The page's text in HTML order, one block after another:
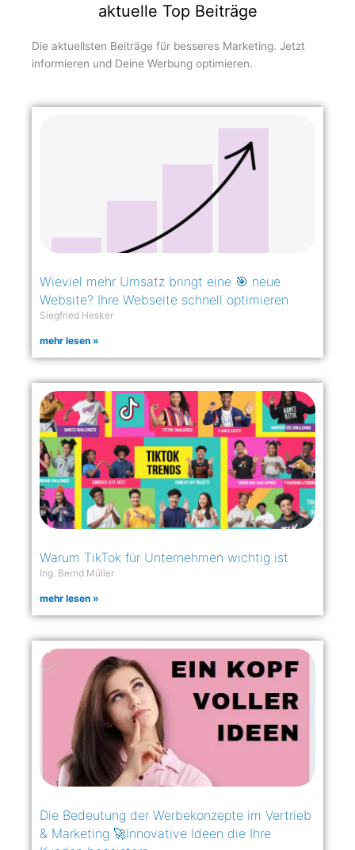
aktuelle Top Beiträge
Die aktuellsten Beiträge für besseres Marketing. Jetzt
informieren und Deine Werbung optimieren.
Wieviel mehr Umsatz bringt eine 🎯 neue
Website? Ihre Webseite schnell optimieren
Siegfried Hesker
mehr lesen »
Warum TikTok für Unternehmen wichtig ist
Ing. Bernd Müller
mehr lesen »
Die Bedeutung der Werbekonzepte im Vertrieb
& Marketing 🚀Innovative Ideen die Ihre